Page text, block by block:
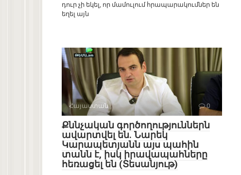
դուր չի եկել, որ մամուլում հրապարակումներ են
եղել այն
Հայաստան 0
Քննչական գործողություններն
ավարտվել են. Նարեկ
Կարապետյանն այս պահին
տանն է, իսկ իրավապահները
հեռացել են (Տեսանյութ)